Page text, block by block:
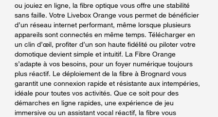
ou jouiez en ligne, la fibre optique vous offre une stabilité
sans faille. Votre Livebox Orange vous permet de bénéficier
d’un réseau internet performant, même lorsque plusieurs
appareils sont connectés en même temps. Télécharger en
un clin d’œil, profiter d’un son haute fidélité ou piloter votre
domotique devient simple et intuitif. La Fibre Orange
s’adapte à vos besoins, pour un foyer numérique toujours
plus réactif. Le déploiement de la fibre à Brognard vous
garantit une connexion rapide et résistante aux intempéries,
idéale pour toutes vos activités. Que ce soit pour des
démarches en ligne rapides, une expérience de jeu
immersive ou un assistant vocal réactif, la fibre vous